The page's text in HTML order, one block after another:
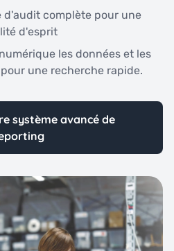
d'audit complète pour une
d'esprit
les données et les
une recherche rapide.
système avancé de